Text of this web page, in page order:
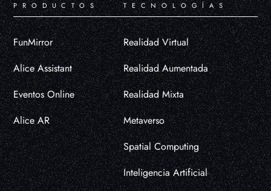
PRODUCTOS
FunMirror
Alice Assistant
Eventos Online
Alice AR
TECNOLOGÍAS
Realidad Virtual
Realidad Aumentada
Realidad Mixta
Metaverso
Spatial Computing
Inteligencia Artificial